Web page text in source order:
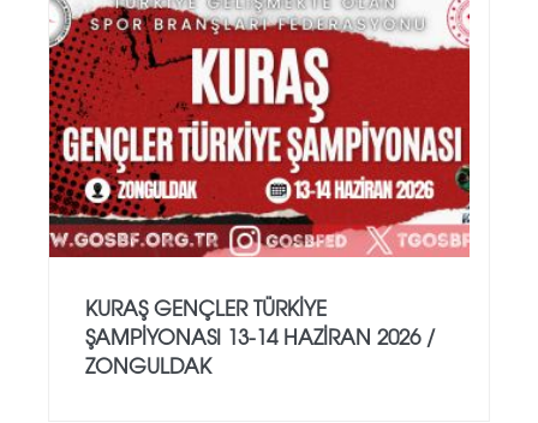
KURAŞ GENÇLER TÜRKİYE
ŞAMPİYONASI 13-14 HAZİRAN 2026 /
ZONGULDAK